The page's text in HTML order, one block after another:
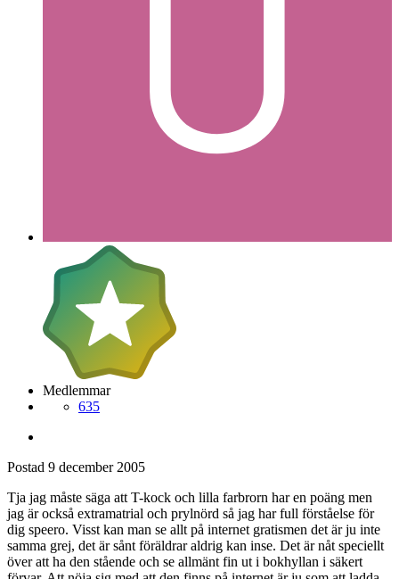
Medlemmar
635
Postad 9 december 2005
Tja jag måste säga att T-kock och lilla farbrorn har en poäng men
jag är också extramatrial och prylnörd så jag har full förståelse för
dig speero. Visst kan man se allt på internet gratismen det är ju inte
samma grej, det är sånt föräldrar aldrig kan inse. Det är nåt speciellt
över att ha den stående och se allmänt fin ut i bokhyllan i säkert